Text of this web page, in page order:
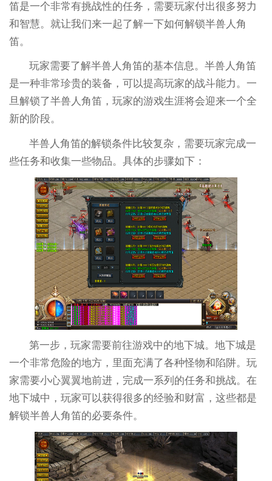
笛是一个非常有挑战性的任务，需要玩家付出很多努力
和智慧。就让我们来一起了解一下如何解锁半兽人角
笛。
玩家需要了解半兽人角笛的基本信息。半兽人角笛
是一种非常珍贵的装备，可以提高玩家的战斗能力。一
旦解锁了半兽人角笛，玩家的游戏生涯将会迎来一个全
新的阶段。
半兽人角笛的解锁条件比较复杂，需要玩家完成一
些任务和收集一些物品。具体的步骤如下：
第一步，玩家需要前往游戏中的地下城。地下城是
一个非常危险的地方，里面充满了各种怪物和陷阱。玩
家需要小心翼翼地前进，完成一系列的任务和挑战。在
地下城中，玩家可以获得很多的经验和财富，这些都是
解锁半兽人角笛的必要条件。